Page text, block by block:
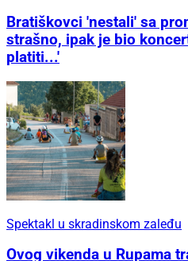
Bratiškovci 'nestali' sa
strašno, ipak je bio
platiti...'
Spektakl u skradinskom zaleđu
Ovog vikenda u Rupama